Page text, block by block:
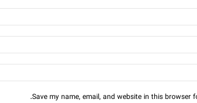
Save my name, email, and website in this browser